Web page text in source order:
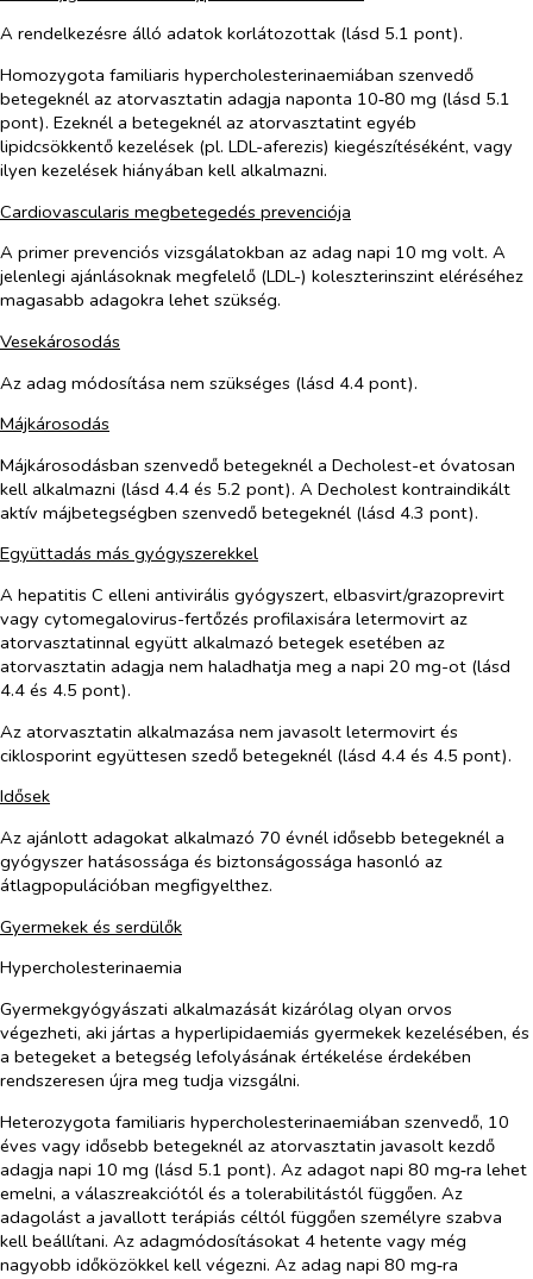
A rendelkezésre álló adatok korlátozottak (lásd 5.1 pont).
Homozygota familiaris hypercholesterinaemiában szenvedő
betegeknél az atorvasztatin adagja naponta 10‑80 mg (lásd 5.1
pont). Ezeknél a betegeknél az atorvasztatint egyéb
lipidcsökkentő kezelések (pl. LDL-aferezis) kiegészítéséként, vagy
ilyen kezelések hiányában kell alkalmazni.
Cardiovascularis megbetegedés prevenciója
A primer prevenciós vizsgálatokban az adag napi 10 mg volt. A
jelenlegi ajánlásoknak megfelelő (LDL-) koleszterinszint eléréséhez
magasabb adagokra lehet szükség.
Vesekárosodás
Az adag módosítása nem szükséges (lásd 4.4 pont).
Májkárosodás
Májkárosodásban szenvedő betegeknél a Decholest-et óvatosan
kell alkalmazni (lásd 4.4 és 5.2 pont). A Decholest kontraindikált
aktív májbetegségben szenvedő betegeknél (lásd 4.3 pont).
Együttadás más gyógyszerekkel
A hepatitis C elleni antivirális gyógyszert, elbasvirt/grazoprevirt
vagy cytomegalovirus-fertőzés profilaxisára letermovirt az
atorvasztatinnal együtt alkalmazó betegek esetében az
atorvasztatin adagja nem haladhatja meg a napi 20 mg-ot (lásd
4.4 és 4.5 pont).
Az atorvasztatin alkalmazása nem javasolt letermovirt és
ciklosporint együttesen szedő betegeknél (lásd 4.4 és 4.5 pont).
Idősek
Az ajánlott adagokat alkalmazó 70 évnél idősebb betegeknél a
gyógyszer hatásossága és biztonságossága hasonló az
átlagpopulációban megfigyelthez.
Gyermekek és serdülők
Hypercholesterinaemia
Gyermekgyógyászati alkalmazását kizárólag olyan orvos
végezheti, aki jártas a hyperlipidaemiás gyermekek kezelésében, és
a betegeket a betegség lefolyásának értékelése érdekében
rendszeresen újra meg tudja vizsgálni.
Heterozygota familiaris hypercholesterinaemiában szenvedő, 10
éves vagy idősebb betegeknél az atorvasztatin javasolt kezdő
adagja napi 10 mg (lásd 5.1 pont). Az adagot napi 80 mg‑ra lehet
emelni, a válaszreakciótól és a tolerabilitástól függően. Az
adagolást a javallott terápiás céltól függően személyre szabva
kell beállítani. Az adagmódosításokat 4 hetente vagy még
nagyobb időközökkel kell végezni. Az adag napi 80 mg‑ra